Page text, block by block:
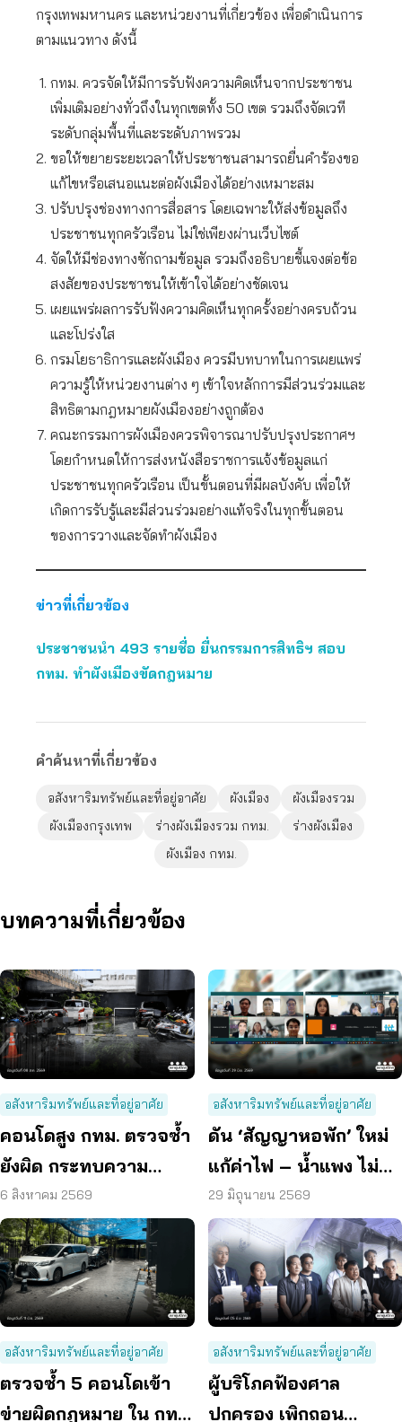
กรุงเทพมหานคร และหน่วยงานที่เกี่ยวข้อง เพื่อดำเนินการ
ตามแนวทาง ดังนี้
กทม. ควรจัดให้มีการรับฟังความคิดเห็นจากประชาชน
เพิ่มเติมอย่างทั่วถึงในทุกเขตทั้ง 50 เขต รวมถึงจัดเวที
ระดับกลุ่มพื้นที่และระดับภาพรวม
ขอให้ขยายระยะเวลาให้ประชาชนสามารถยื่นคำร้องขอ
แก้ไขหรือเสนอแนะต่อผังเมืองได้อย่างเหมาะสม
ปรับปรุงช่องทางการสื่อสาร โดยเฉพาะให้ส่งข้อมูลถึง
ประชาชนทุกครัวเรือน ไม่ใช่เพียงผ่านเว็บไซต์
จัดให้มีช่องทางซักถามข้อมูล รวมถึงอธิบายชี้แจงต่อข้อ
สงสัยของประชาชนให้เข้าใจได้อย่างชัดเจน
เผยแพร่ผลการรับฟังความคิดเห็นทุกครั้งอย่างครบถ้วน
และโปร่งใส
กรมโยธาธิการและผังเมือง ควรมีบทบาทในการเผยแพร่
ความรู้ให้หน่วยงานต่าง ๆ เข้าใจหลักการมีส่วนร่วมและ
สิทธิตามกฎหมายผังเมืองอย่างถูกต้อง
คณะกรรมการผังเมืองควรพิจารณาปรับปรุงประกาศฯ
โดยกำหนดให้การส่งหนังสือราชการแจ้งข้อมูลแก่
ประชาชนทุกครัวเรือน เป็นขั้นตอนที่มีผลบังคับ เพื่อให้
เกิดการรับรู้และมีส่วนร่วมอย่างแท้จริงในทุกขั้นตอน
ของการวางและจัดทำผังเมือง
ข่าวที่เกี่ยวข้อง
ประชาชนนำ 493 รายชื่อ ยื่นกรรมการสิทธิฯ สอบ
กทม. ทำผังเมืองขัดกฎหมาย
คำค้นหาที่เกี่ยวข้อง
อสังหาริมทรัพย์และที่อยู่อาศัย ผังเมือง
ผังเมืองรวม
ผังเมืองกรุงเทพ
ร่างผังเมืองรวม กทม.
ร่างผังเมือง
ผังเมือง กทม.
บทความที่เกี่ยวข้อง
อสังหาริมทรัพย์และที่อยู่อาศัย
คอนโดสูง กทม. ตรวจซ้ำ
ยังผิด กระทบความ
ปลอดภัย
6 สิงหาคม 2569
อสังหาริมทรัพย์และที่อยู่อาศัย
ดัน ‘สัญญาหอพัก’ ใหม่
แก้ค่าไฟ – น้ำแพง ไม่
คืนเงินประกัน
29 มิถุนายน 2569
อสังหาริมทรัพย์และที่อยู่อาศัย
ตรวจซ้ำ 5 คอนโดเข้า
ข่ายผิดกฎหมาย ใน กทม.
อสังหาริมทรัพย์และที่อยู่อาศัย
ผู้บริโภคฟ้องศาล
ปกครอง เพิกถอน